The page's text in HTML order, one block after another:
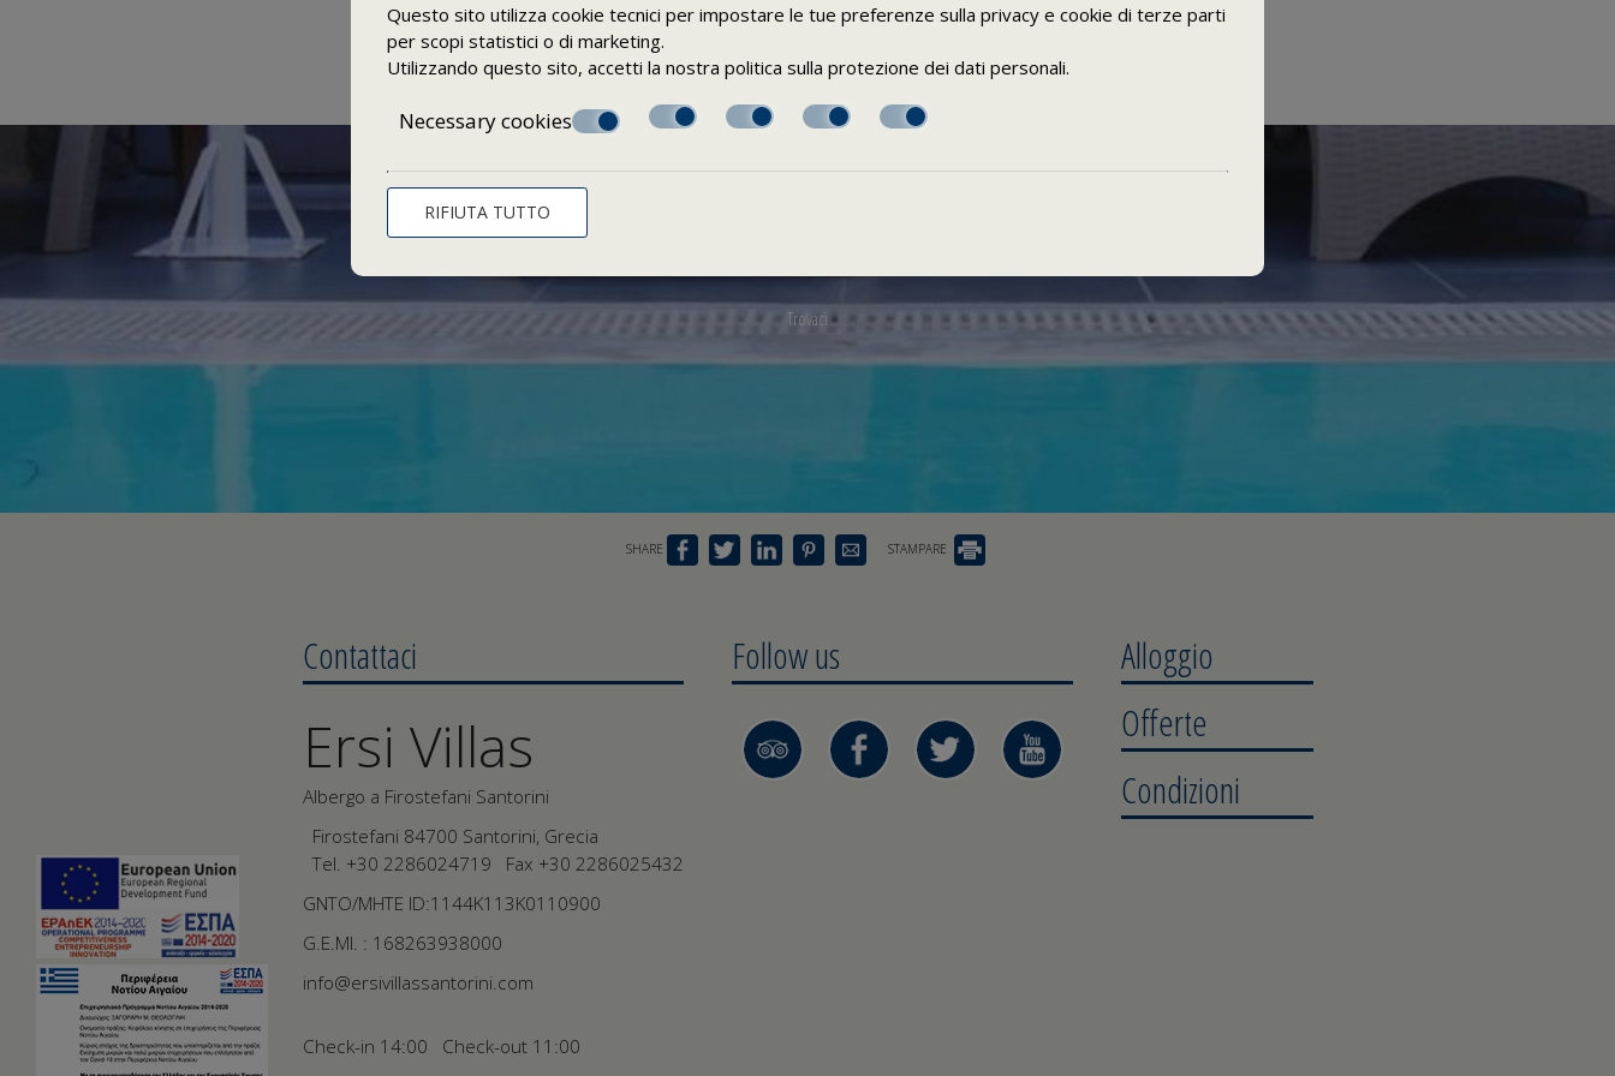
Trovaci
SHARE STAMPARE
Contattaci
Ersi Villas
Albergo a Firostefani Santorini
Firostefani 84700 Santorini, Grecia
Tel. +30 2286024719
Fax +30 2286025432
GNTO/MHTE ID:1144Κ113Κ0110900
G.E.MI. : 168263938000
info@ersivillassantorini.com
Check-in 14:00 Check-out 11:00
Follow us
Alloggio
Offerte
Condizioni
Questo sito utilizza cookie tecnici per impostare le tue preferenze sulla privacy e cookie di terze parti
per scopi statistici o di marketing.
Utilizzando questo sito, accetti la nostra politica sulla protezione dei dati personali.
Necessary cookies
RIFIUTA TUTTO